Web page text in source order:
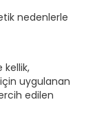
nedenlerle
kellik,
uygulanan
edilen